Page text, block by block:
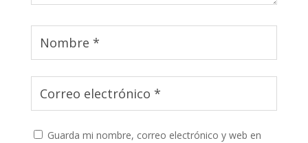
Guarda mi nombre, correo electrónico y web en